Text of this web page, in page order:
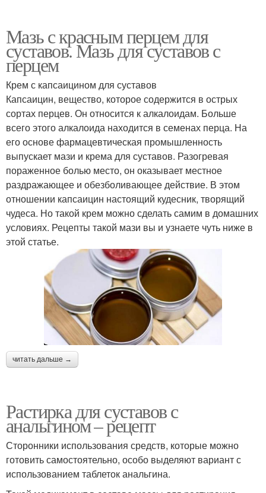
Мазь с красным перцем для
суставов. Мазь для суставов с
перцем
Крем с капсаицином для суставов
Капсаицин, вещество, которое содержится в острых
сортах перцев. Он относится к алкалоидам. Больше
всего этого алкалоида находится в семенах перца. На
его основе фармацевтическая промышленность
выпускает мази и крема для суставов. Разогревая
пораженное болью место, он оказывает местное
раздражающее и обезболивающее действие. В этом
отношении капсаицин настоящий кудесник, творящий
чудеса. Но такой крем можно сделать самим в домашних
условиях. Рецепты такой мази вы и узнаете чуть ниже в
этой статье.
читать дальше →
Растирка для суставов с
анальгином – рецепт
Сторонники использования средств, которые можно
готовить самостоятельно, особо выделяют вариант с
использованием таблеток анальгина.